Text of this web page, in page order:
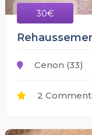
30€
Cenon (33)
2